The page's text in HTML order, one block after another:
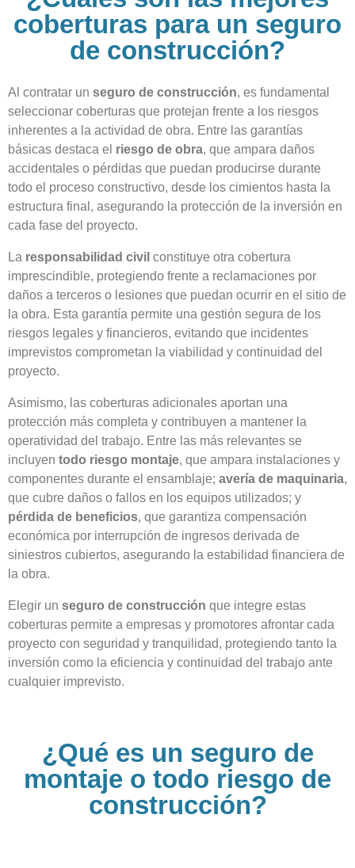
coberturas para un seguro
de construcción?
Al contratar un seguro de construcción, es fundamental
seleccionar coberturas que protejan frente a los riesgos
inherentes a la actividad de obra. Entre las garantías
básicas destaca el riesgo de obra, que ampara daños
accidentales o pérdidas que puedan producirse durante
todo el proceso constructivo, desde los cimientos hasta la
estructura final, asegurando la protección de la inversión en
cada fase del proyecto.
La responsabilidad civil constituye otra cobertura
imprescindible, protegiendo frente a reclamaciones por
daños a terceros o lesiones que puedan ocurrir en el sitio de
la obra. Esta garantía permite una gestión segura de los
riesgos legales y financieros, evitando que incidentes
imprevistos comprometan la viabilidad y continuidad del
proyecto.
Asimismo, las coberturas adicionales aportan una
protección más completa y contribuyen a mantener la
operatividad del trabajo. Entre las más relevantes se
incluyen todo riesgo montaje, que ampara instalaciones y
componentes durante el ensamblaje; avería de maquinaria,
que cubre daños o fallos en los equipos utilizados; y
pérdida de beneficios, que garantiza compensación
económica por interrupción de ingresos derivada de
siniestros cubiertos, asegurando la estabilidad financiera de
la obra.
Elegir un seguro de construcción que integre estas
coberturas permite a empresas y promotores afrontar cada
proyecto con seguridad y tranquilidad, protegiendo tanto la
inversión como la eficiencia y continuidad del trabajo ante
cualquier imprevisto.
¿Qué es un seguro de
montaje o todo riesgo de
construcción?